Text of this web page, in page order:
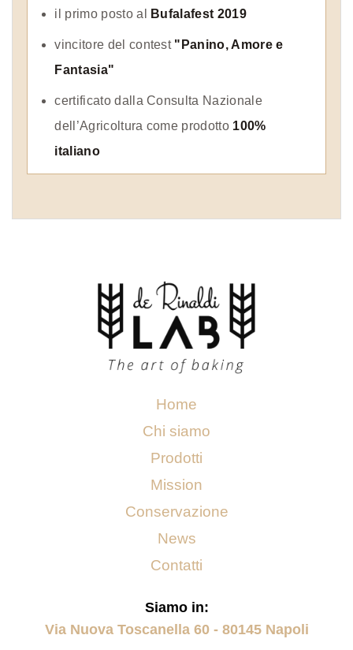
il primo posto al Bufalafest 2019
vincitore del contest "Panino, Amore e
Fantasia"
certificato dalla Consulta Nazionale
dell’Agricoltura come prodotto 100%
italiano
Home
Chi siamo
Prodotti
Mission
Conservazione
News
Contatti
Siamo in:
Via Nuova Toscanella 60 - 80145 Napoli